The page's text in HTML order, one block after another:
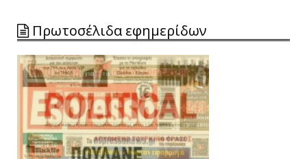
Πρωτοσέλιδα εφημερίδων